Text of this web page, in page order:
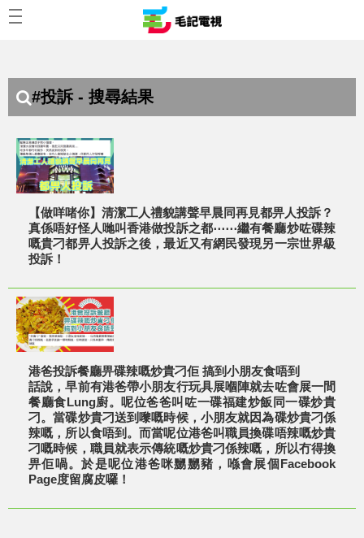
#投訴 - 搜尋結果
【做咩啫你】清潔工人禮貌講聲早晨同再見都畀人投訴？
真係唔好怪人哋叫香港做投訴之都⋯⋯繼有餐廳炒咗碟辣
嘅貴刁都畀人投訴之後，最近又有網民發現另一宗世界級
投訴！
港爸投訴餐廳畀碟辣嘅炒貴刁佢 搞到小朋友食唔到
話說，早前有港爸帶小朋友行玩具展嗰陣就去咗會展一間
餐廳食Lung廚。呢位爸爸叫咗一碟福建炒飯同一碟炒貴
刁。當碟炒貴刁送到嚟嘅時候，小朋友就因為碟炒貴刁係
辣嘅，所以食唔到。而當呢位港爸叫職員換碟唔辣嘅炒貴
刁嘅時候，職員就表示傳統嘅炒貴刁係辣嘅，所以冇得換
畀佢喎。於是呢位港爸咪嬲嬲豬，喺會展個Facebook
Page度留腐皮囉！